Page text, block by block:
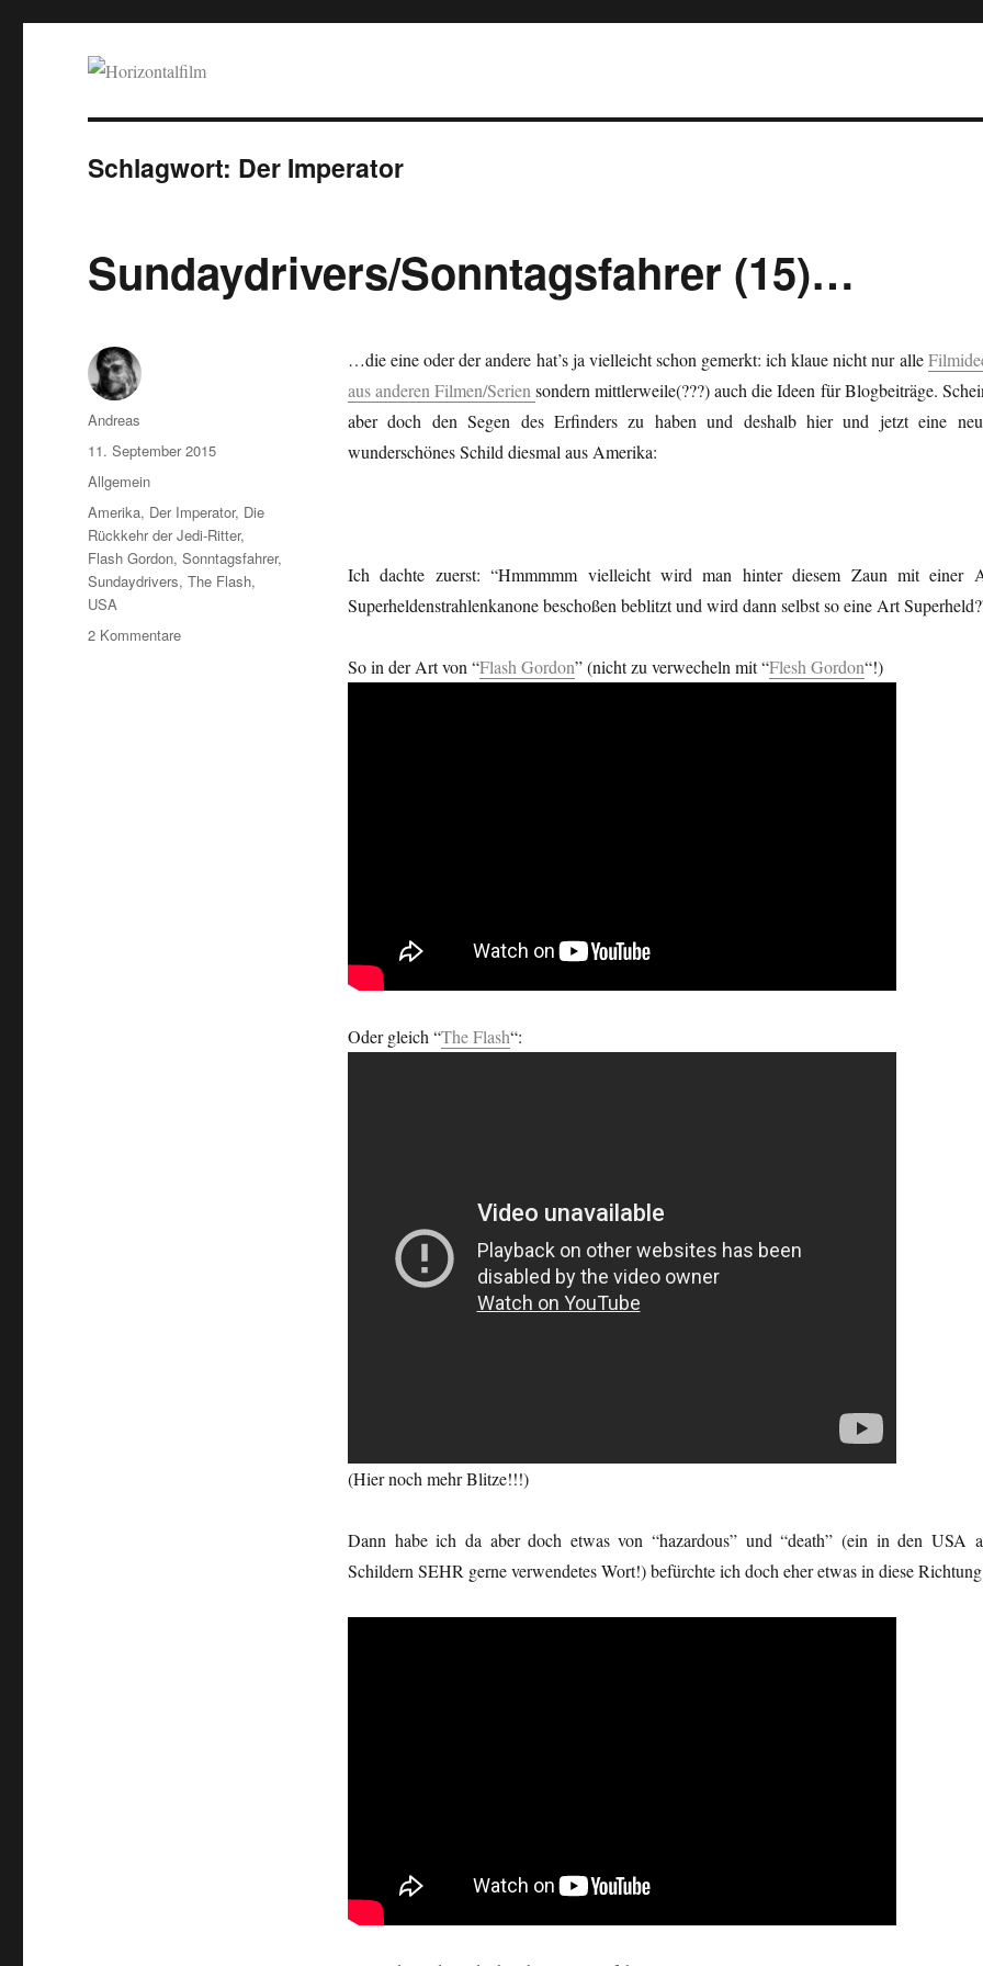
Schlagwort: Der Imperator
Sundaydrivers/Sonntagsfahrer (15)…
…die eine oder der andere hat’s ja vielleicht schon gemerkt: ich klaue nicht nur alle
aus anderen Filmen/Seriensondern mittlerweile(???) auch die Ideen für Blogbeiträge.
aber doch den Segen des Erfinders zu haben und deshalb hier und jetzt eine
wunderschönes Schild diesmal aus Amerika:
Ich dachte zuerst: “Hmmmmm vielleicht wird man hinter diesem Zaun mit einer
Superheldenstrahlenkanone beschoßen beblitzt und wird dann selbst so eine Art
So in der Art von “Flash Gordon” (nicht zu verwecheln mit “Flesh Gordon“!)
Oder gleich “The Flash“:
(Hier noch mehr Blitze!!!)
Dann habe ich da aber doch etwas von “hazardous” und “death” (ein in den USA
Schildern SEHR gerne verwendetes Wort!) befürchte ich doch eher etwas in diese
Autor
Andreas
Veröffentlicht
am
11. September 2015
Kategorien
Allgemein
Schlagwörter
Amerika, Der Imperator, Die
Rückkehr der Jedi-Ritter,
Flash Gordon,Sonntagsfahrer,
Sundaydrivers,The Flash,
USA
2 Kommentarezu
Sundaydrivers/Sonntagsfahrer